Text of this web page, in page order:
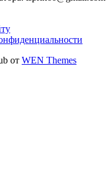
от WEN Themes